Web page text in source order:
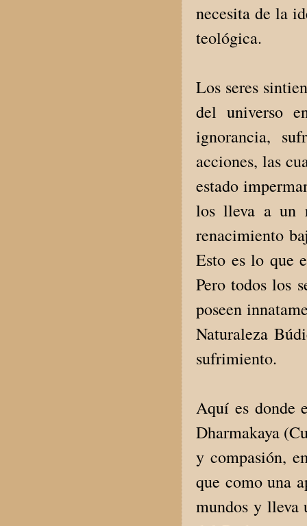
necesita de la
teológica.
Los seres
del universo
ignorancia,
acciones, las
estado
los lleva a un
renacimiento
Esto es lo que
Pero todos los
poseen
Naturaleza
sufrimiento.
Aquí es donde
Dharmakaya
y compasión,
que como una
mundos y lleva